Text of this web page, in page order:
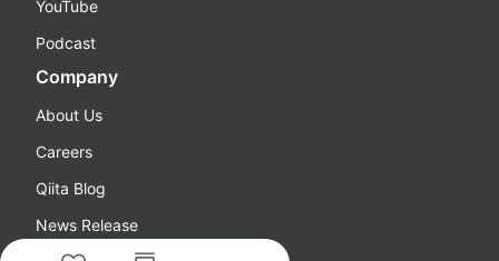
YouTube
Podcast
Company
About Us
Careers
Qiita Blog
News Release